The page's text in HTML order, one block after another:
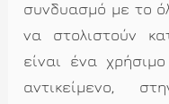
συνδυασμό με το
να στολιστούν
είναι ένα
αντικείμενο,